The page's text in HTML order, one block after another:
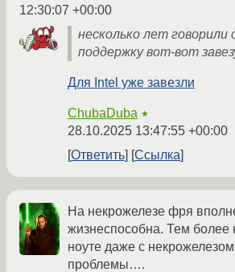
12:30:07 +00:00
несколько лет
поддержку вот-вот
Для Intel уже завезли
ChubaDuba ★
28.10.2025 13:47:55 +00:00
Ответить
Ссылка
На некрожелезе фря
жизнеспособна. Тем более
ноуте даже с
проблемы….